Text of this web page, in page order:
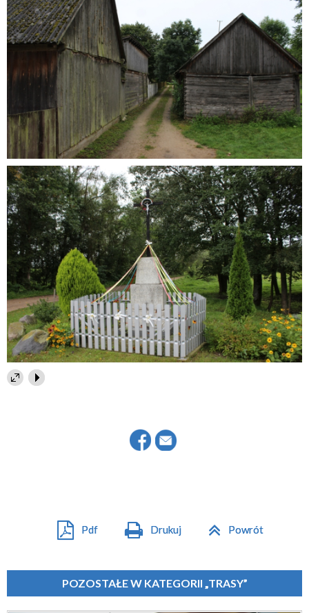
Pdf Drukuj Powrót
POZOSTAŁE W KATEGORII „TRASY”